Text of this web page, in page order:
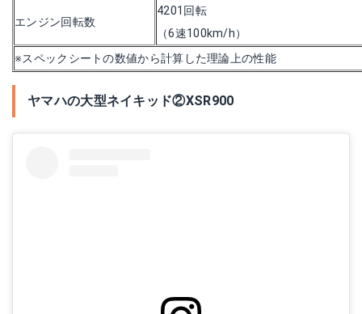
エンジン回転数
4201回転
（6速100km/h）
※スペックシートの数値から計算した理論上の性能
ヤマハの大型ネイキッド②XSR900